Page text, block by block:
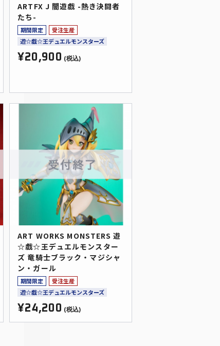
ARTFX J 闇遊戯 -熱き決闘者
たち-
期間限定
受注生産
遊☆戯☆王デュエルモンスターズ
¥20,900 (税込)
ART WORKS MONSTERS 遊
☆戯☆王デュエルモンスター
ズ 竜騎士ブラック・マジシャ
ン・ガール
期間限定
受注生産
遊☆戯☆王デュエルモンスターズ
¥24,200 (税込)